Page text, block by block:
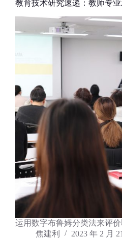
教育技术研究速递：教师专
运用数字布鲁姆分类法来评
焦建利
2023 年 2 月